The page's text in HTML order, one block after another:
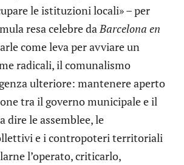
le istituzioni locali» – per
resa celebre daBarcelona en
come leva per avviare un
radicali, il comunalismo
ulteriore: mantenere aperto
tra il governo municipale e il
dire le assemblee, le
e i contropoteri territoriali
l’operato, criticarlo,